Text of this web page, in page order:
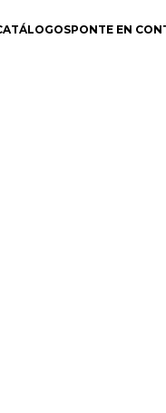
PONTE EN